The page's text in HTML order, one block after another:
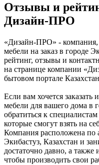
Отзывы и
Дизайн-ПРО
«Дизайн-ПРО» - компания,
мебели на заказ в городе
рейтинг, отзывы и
на странице компании
бытовом портале
Если вам хочется заказать
мебели для вашего дома в
обратиться к
которые смогут взять на
Компания расположена по
Экибастуз, Казахстан и
достаточно давно, а также
чтобы производить свои